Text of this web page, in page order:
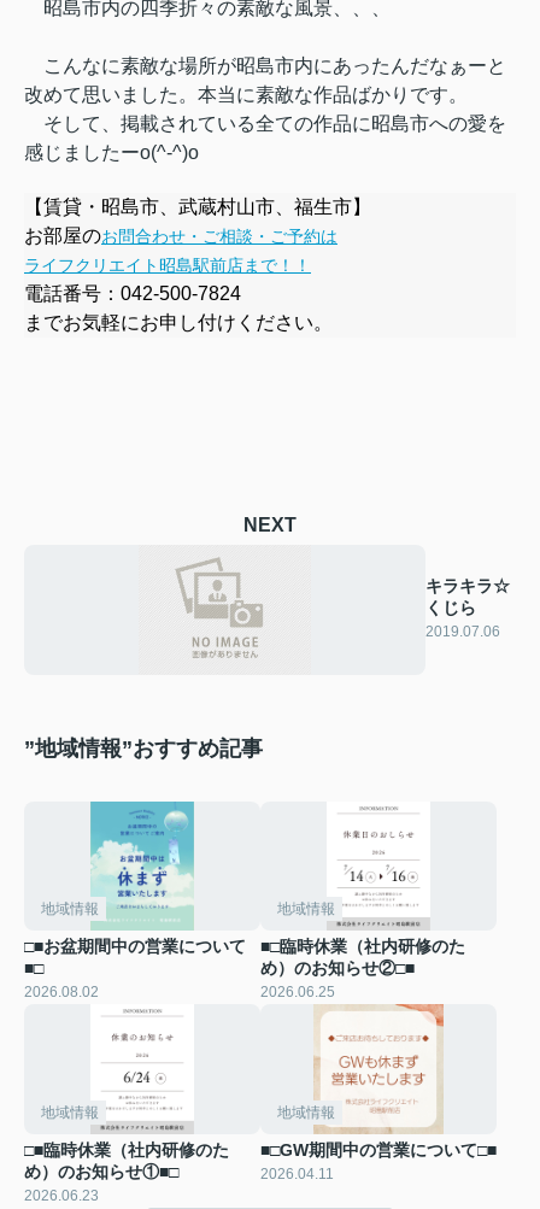
昭島市内の四季折々の素敵な風景、、、
こんなに素敵な場所が昭島市内にあったんだなぁーと
改めて思いました。本当に素敵な作品ばかりです。
そして、掲載されている全ての作品に昭島市への愛を
感じましたーo(^-^)o
【賃貸・昭島市、武蔵村山市、福生市】
お部屋のお問合わせ・ご相談・ご予約は
ライフクリエイト昭島駅前店まで！！
電話番号： 042-500-7824
までお気軽にお申し付けください。
NEXT
キラキラ☆
くじら
2019.07.06
”地域情報”おすすめ記事
地域情報
□■お盆期間中の営業について
■□
2026.08.02
地域情報
■□臨時休業（社内研修のた
め）のお知らせ②□■
2026.06.25
地域情報
□■臨時休業（社内研修のた
め）のお知らせ①■□
2026.06.23
地域情報
■□GW期間中の営業について□■
2026.04.11